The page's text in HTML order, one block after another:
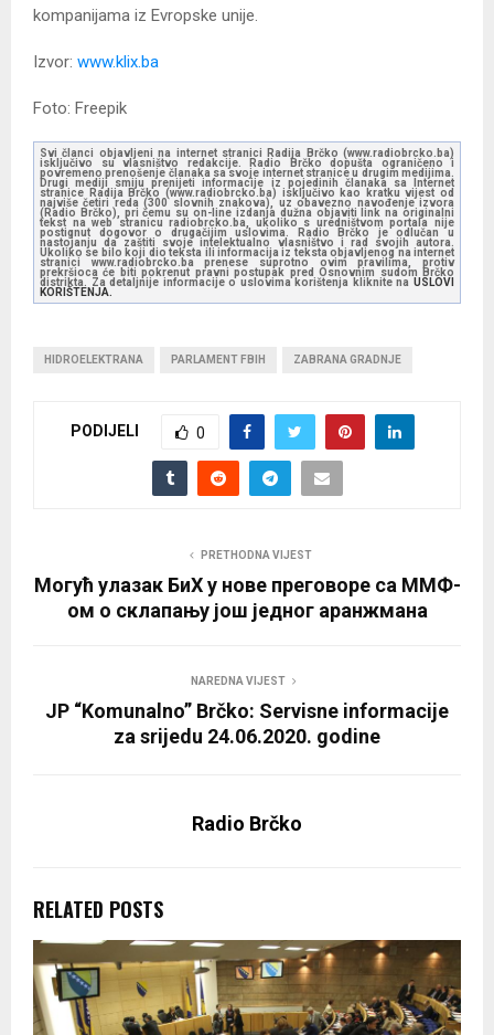
kompanijama iz Evropske unije.
Izvor: www.klix.ba
Foto: Freepik
Svi članci objavljeni na internet stranici Radija Brčko (www.radiobrcko.ba)
isključivo su vlasništvo redakcije. Radio Brčko dopušta ograničeno i
povremeno prenošenje članaka sa svoje internet stranice u drugim medijima.
Drugi mediji smiju prenijeti informacije iz pojedinih članaka sa Internet
stranice Radija Brčko (www.radiobrcko.ba) isključivo kao kratku vijest od
najviše četiri reda (300 slovnih znakova), uz obavezno navođenje izvora
(Radio Brčko), pri čemu su on-line izdanja dužna objaviti link na originalni
tekst na web stranicu radiobrcko.ba, ukoliko s uredništvom portala nije
postignut dogovor o drugačijim uslovima. Radio Brčko je odlučan u
nastojanju da zaštiti svoje intelektualno vlasništvo i rad svojih autora.
Ukoliko se bilo koji dio teksta ili informacija iz teksta objavljenog na internet
stranici www.radiobrcko.ba prenese suprotno ovim pravilima, protiv
prekršioca će biti pokrenut pravni postupak pred Osnovnim sudom Brčko
distrikta. Za detaljnije informacije o uslovima korištenja kliknite na USLOVI
KORIŠTENJA.
HIDROELEKTRANA PARLAMENT FBIH ZABRANA GRADNJE
PODIJELI 0
PRETHODNA VIJEST
Могућ улазак БиХ у нове преговоре са ММФ-
ом о склапању још једног аранжмана
NAREDNA VIJEST
JP “Komunalno” Brčko: Servisne informacije
za srijedu 24.06.2020. godine
Radio Brčko
RELATED POSTS